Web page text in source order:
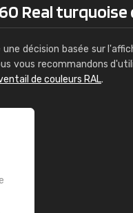
Real turquoise
décision basée sur
vous recommandons
de couleurs RAL.